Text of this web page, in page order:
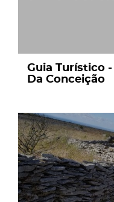
Guia Turístico
Da Conceição
page